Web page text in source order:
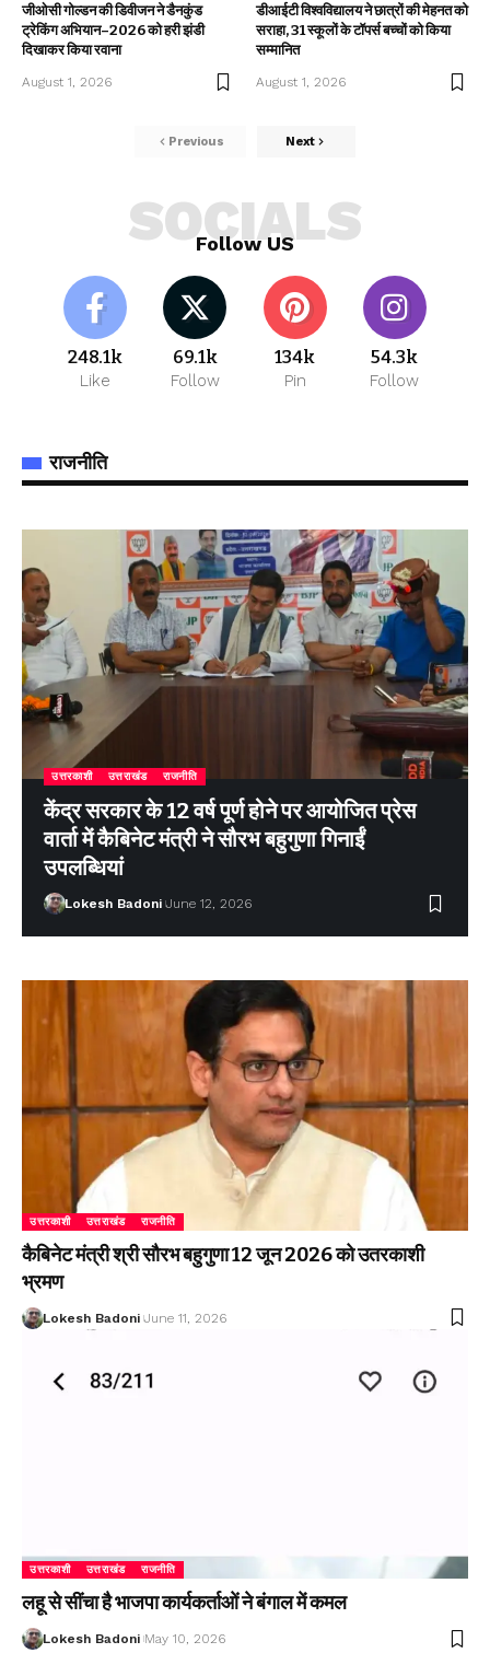
जीओसी गोल्डन की डिवीजन ने डैनकुंड
ट्रेकिंग अभियान–2026 को हरी झंडी
दिखाकर किया रवाना
August 1, 2026
डीआईटी विश्वविद्यालय ने छात्रों की मेहनत को
सराहा, 31 स्कूलों के टॉपर्स बच्चों को किया
सम्मानित
August 1, 2026
Previous Next
Follow US
SOCIALS
248.1k
Like
69.1k
Follow
134k
Pin
54.3k
Follow
राजनीति
उत्तरकाशी उत्तराखंड राजनीति
केंद्र सरकार के 12 वर्ष पूर्ण होने पर आयोजित प्रेस
वार्ता में कैबिनेट मंत्री ने सौरभ बहुगुणा गिनाईं
उपलब्धियां
Lokesh Badoni June 12, 2026
उत्तरकाशी उत्तराखंड राजनीति
कैबिनेट मंत्री श्री सौरभ बहुगुणा 12 जून 2026 को उतरकाशी
भ्रमण
Lokesh Badoni June 11, 2026
उत्तरकाशी उत्तराखंड राजनीति
लहू से सींचा है भाजपा कार्यकर्ताओं ने बंगाल में कमल
Lokesh Badoni May 10, 2026